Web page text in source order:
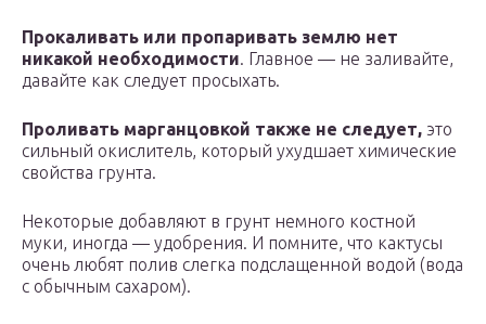
Прокаливать или пропаривать землю нет
никакой необходимости. Главное — не заливайте,
давайте как следует просыхать.
Проливать марганцовкой также не следует, это
сильный окислитель, который ухудшает химические
свойства грунта.
Некоторые добавляют в грунт немного костной
муки, иногда — удобрения. И помните, что кактусы
очень любят полив слегка подслащенной водой (вода
с обычным сахаром).